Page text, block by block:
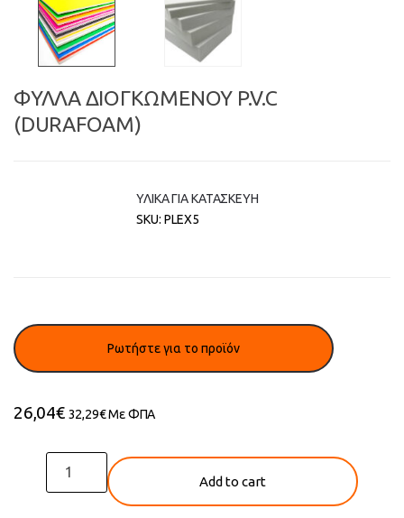
ΦΥΛΛΑ ΔΙΟΓΚΩΜΕΝΟΥ P.V.C
(DURAFOAM)
ΥΛΙΚΑ ΓΙΑ ΚΑΤΑΣΚΕΥΗ
SKU: PLEX5
26,04€ 32,29€Με ΦΠΑ
ΔΙΟΓΚΩΜΕΝΟΥ
Add to cart